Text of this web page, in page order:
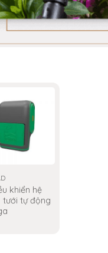
khiển hệ
tưới tự động